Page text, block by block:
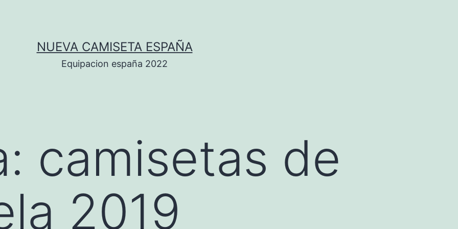
NUEVA CAMISETA ESPAÑA
Equipacion españa 2022
camisetas de
2019